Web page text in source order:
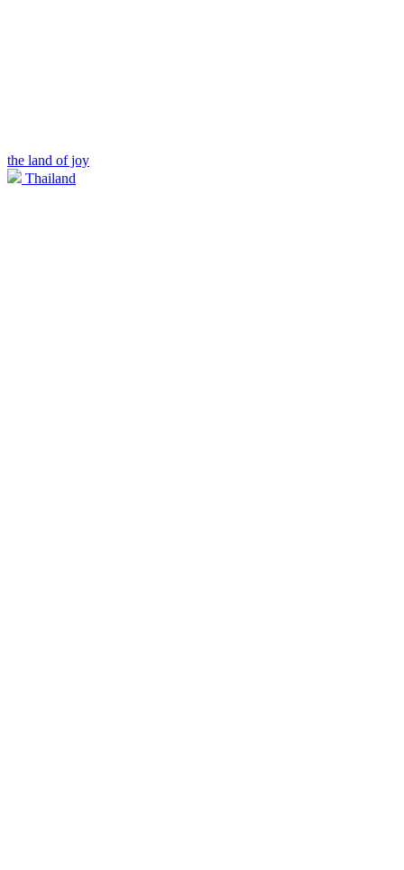
the land of joy
Thailand